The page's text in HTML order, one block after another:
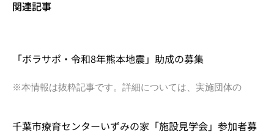
関連記事
「ボラサポ・令和8年熊本地震」助成の募集
※本情報は抜粋記事です。詳細については、実施団体の
千葉市療育センターいずみの家「施設見学会」参加者募